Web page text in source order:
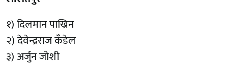
१) दिलमान पाख्रिन
२) देवेन्द्रराज कँडेल
३) अर्जुन जोशी